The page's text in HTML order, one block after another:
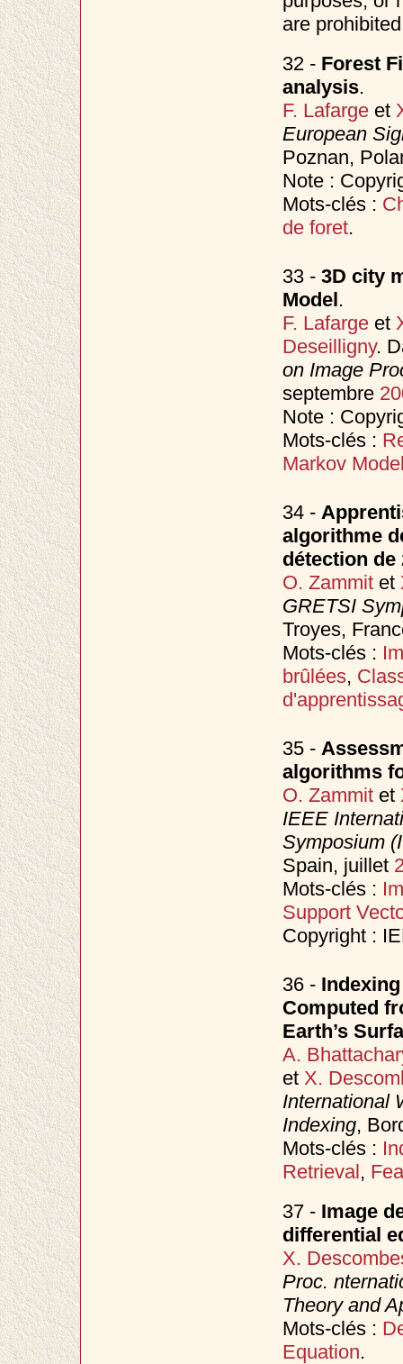
are
32 - Forest
analysis.
F. Lafargeet
European
Poznan,
Note :
Mots-clés :
de foret.
33 - 3D city
Model.
F. Lafargeet
Deseilligny.
on Image
septembre
Note :
Mots-clés :
Markov
34 -
algorithme
détection de
O. Zammitet
GRETSI
Troyes,
Mots-clés :
brûlées,
35 -
algorithms
O. Zammitet
IEEE
Symposium
Spain, juillet
Mots-clés :
Support
Copyright :
36 -
Computed
Earth’s
A.
et X.
International
Indexing,
Mots-clés :
Retrieval,
37 - Image
differential
X.
Proc.
Theory and
Mots-clés :
Equation.